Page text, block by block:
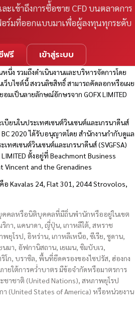
เข้าถึงการซื้อขาย CFD บนตลาดการ
ร์มที่ออกแบบมาเพื่อผู้ลงทุนทุกระดับ
ฟรี เข้าสู่ระบบ
นึ่ง รวมถึงดำเนินงานและบริหารจัดการโดย
ว็บไซต์นี้ สงวนลิขสิทธิ์ สามารถคัดลอกหรือเผย
มเป็นลายลักษณ์อักษรจาก GOFX LIMITED
บียนในประเทศเซนต์วินเซนต์และเกรนาดีนส์
2020 ได้รับอนุญาตโดย สำนักงานกำกับดูแล
ทศเซนต์วินเซนต์และเกรนาดีนส์ (SVGFSA)
ตั้งอยู่ที่ Beachmont Business
Vincent and the Grenadines
อ Kavalas 24, Flat 301, 2044 Strovolos,
บุคคลหรือนิติบุคคลที่มีถิ่นพำนักหรืออยู่ในเขต
กา, แคนาดา, ญี่ปุ่น, เกาหลีใต้, สหราช
ยุโรป, อิหร่าน, เกาหลีเหนือ, ซีเรีย, ซูดาน,
นมา, อัฟกานิสถาน, เยเมน, ซิมบับเว,
ริโก, บราซิล, พื้นที่ยึดครองของไซปรัส, ฮ่องกง
ายใต้การคว่ำบาตร มีข้อจำกัดหรือมาตรการ
าชาติ (United Nations), สหภาพยุโรป
า (United States of America) หรือหน่วยงาน